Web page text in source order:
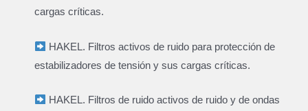
cargas críticas.
HAKEL. Filtros activos de ruido para protección de
estabilizadores de tensión y sus cargas críticas.
HAKEL. Filtros de ruido activos de ruido y de ondas